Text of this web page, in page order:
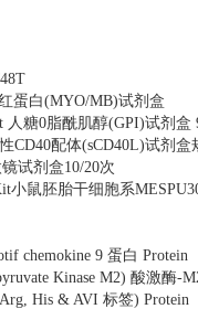
蛋白(MYO/MB)试剂盒
人糖0脂酰肌醇(GPI)试剂盒
CD40配体(sCD40L)试剂盒
试剂盒10/20次
小鼠胚胎干细胞系
chemokine 9 蛋白 Protein
Kinase M2) 酸激酶-
His & AVI 标签) Protein